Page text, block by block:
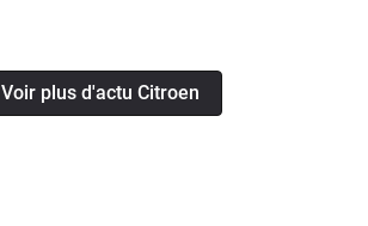
Voir plus d'actu Citroen